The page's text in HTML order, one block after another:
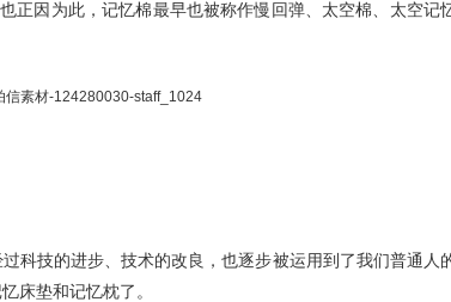
正因为此，记忆棉最早也被称作慢回弹、太空棉、太空记
科技的进步、技术的改良，也逐步被运用到了我们普通人
床垫和记忆枕了。